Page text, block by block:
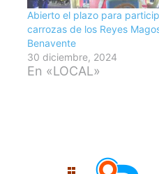
Abierto el plazo para
carrozas de los Reyes
Benavente
30 diciembre, 2024
En «LOCAL»